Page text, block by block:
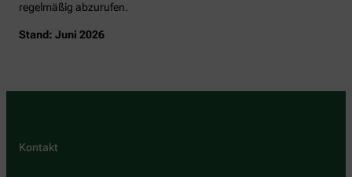
regelmäßig abzurufen.
Stand: Juni 2026
Kontakt